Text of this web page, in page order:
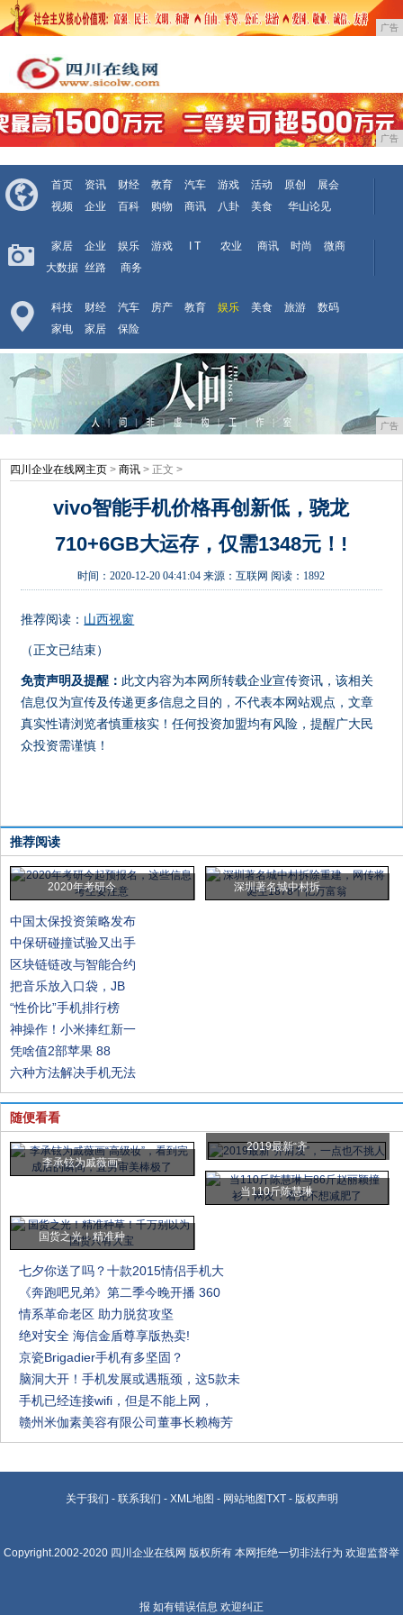
广告
广告
首页 资讯 财经 教育 汽车 游戏 活动 原创
展会
视频
企业 百科 购物 商讯 八卦 美食 华山论见
家居 企业 娱乐 游戏 I T 农业 商讯 时尚
微商
大数据 丝路 商务
科技 财经 汽车 房产 教育 娱乐 美食 旅游
数码
家电
家居 保险
广告
四川企业在线网主页 > 商讯 > 正文 >
vivo智能手机价格再创新低，骁龙
710+6GB大运存，仅需1348元！!
时间：2020-12-20 04:41:04 来源：互联网 阅读：1892
推荐阅读： 山西视窗
（正文已结束）
免责声明及提醒： 此文内容为本网所转载企业宣传资讯，该相关
信息仅为宣传及传递更多信息之目的，不代表本网站观点，文章
真实性请浏览者慎重核实！任何投资加盟均有风险，提醒广大民
众投资需谨慎！
推荐阅读
2020年考研今 深圳著名城中村拆
中国太保投资策略发布
中保研碰撞试验又出手
区块链链改与智能合约
把音乐放入口袋，JB
“性价比”手机排行榜
神操作！小米捧红新一
凭啥值2部苹果 88
六种方法解决手机无法
随便看看
李承铉为戚薇画“
2019最新“齐
当110斤陈慧琳
国货之光！精准种
七夕你送了吗？十款2015情侣手机大
《奔跑吧兄弟》第二季今晚开播 360
情系革命老区 助力脱贫攻坚
绝对安全 海信金盾尊享版热卖!
京瓷Brigadier手机有多坚固？
脑洞大开！手机发展或遇瓶颈，这5款未
手机已经连接wifi，但是不能上网，
赣州米伽素美容有限公司董事长赖梅芳
关于我们 - 联系我们 - XML地图 - 网站地图TXT- 版权声明
Copyright.2002-2020 四川企业在线网 版权所有 本网拒绝一切非法行为 欢迎监督举
报 如有错误信息 欢迎纠正